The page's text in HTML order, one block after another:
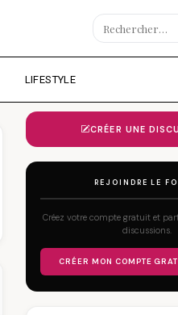
LIFESTYLE
CRÉER UNE
REJOINDRE LE
Créez votre compte gratuit et
discussions.
CRÉER MON COMPTE